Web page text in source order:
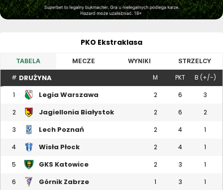
PKO Ekstraklasa
TABELA MECZE WYNIKI STRZELCY
# DRUŻYNA M PKT B (+/-)
1 Legia Warszawa 2 6 3
2 Jagiellonia Białystok 2 6 2
3 Lech Poznań 2 4 1
4 Wisła Płock 2 4 1
5 GKS Katowice 2 3 1
6 Górnik Zabrze 1 3 1